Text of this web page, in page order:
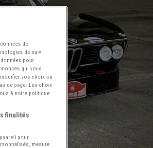
de
de suivi
pour
qui vous
vos choix ou
de page. Les choix
à notre politique
finalités
pour
mesure